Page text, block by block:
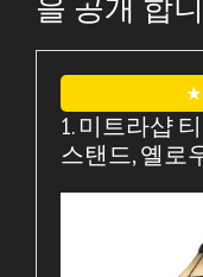
★
1. 미트라샵
스탠드, 옐로